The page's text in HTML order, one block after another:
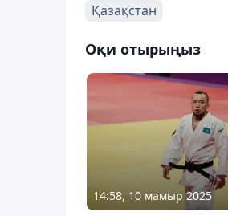
Қазақстан
Оқи отырыңыз
14:58, 10 мамыр 2025